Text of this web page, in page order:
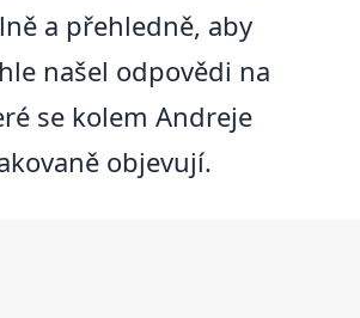
a přehledně, aby
našel odpovědi na
se kolem Andreje
objevují.